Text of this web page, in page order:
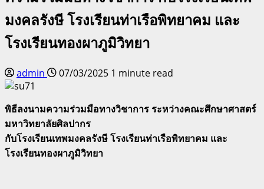
มงคลรังษี โรงเรียนท่าเรือพิทยาคม และ
โรงเรียนทองผาภูมิวิทยา
admin 07/03/2025 1 minute read
พิธีลงนามความร่วมมือทางวิชาการ ระหว่างคณะศึกษาศาสตร์
มหาวิทยาลัยศิลปากร
กับโรงเรียนเทพมงคลรังษี โรงเรียนท่าเรือพิทยาคม และ
โรงเรียนทองผาภูมิวิทยา